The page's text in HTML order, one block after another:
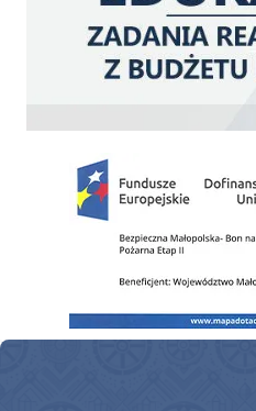
Zakup fabrycznie nowego,